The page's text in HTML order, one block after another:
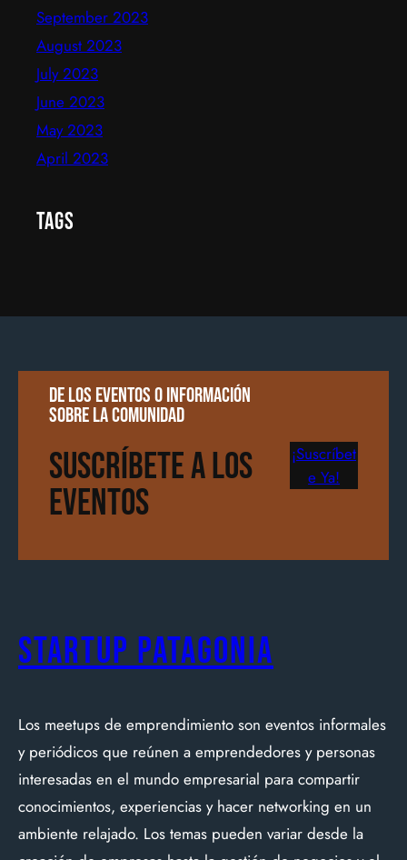
September 2023
August 2023
July 2023
June 2023
May 2023
April 2023
Tags
De los eventos o información
sobre la comunidad
Suscríbete a los
Eventos
¡Suscríbet
e Ya!
Startup Patagonia
Los meetups de emprendimiento son eventos informales
y periódicos que reúnen a emprendedores y personas
interesadas en el mundo empresarial para compartir
conocimientos, experiencias y hacer networking en un
ambiente relajado. Los temas pueden variar desde la